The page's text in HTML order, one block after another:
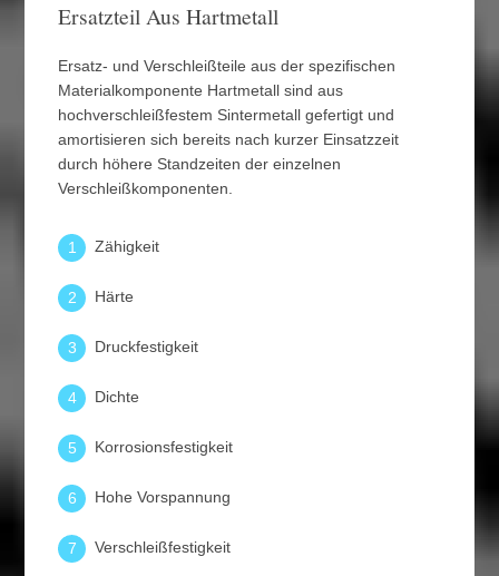
Ersatzteil Aus Hartmetall
Ersatz- und Verschleißteile aus der spezifischen
Materialkomponente Hartmetall sind aus
hochverschleißfestem Sintermetall gefertigt und
amortisieren sich bereits nach kurzer Einsatzzeit
durch höhere Standzeiten der einzelnen
Verschleißkomponenten.
1 Zähigkeit
2 Härte
3 Druckfestigkeit
4 Dichte
5 Korrosionsfestigkeit
6 Hohe Vorspannung
7 Verschleißfestigkeit